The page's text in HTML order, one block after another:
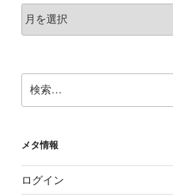
ー
索:
メタ情報
ログイン